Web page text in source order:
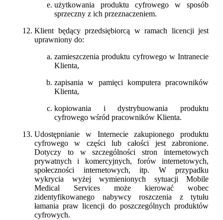
użytkowania produktu cyfrowego w sposób
sprzeczny z ich przeznaczeniem.
Klient będący przedsiębiorcą w ramach licencji jest
uprawniony do:
zamieszczenia produktu cyfrowego w Intranecie
Klienta,
zapisania w pamięci komputera pracowników
Klienta,
kopiowania i dystrybuowania produktu
cyfrowego wśród pracowników Klienta.
Udostępnianie w Internecie zakupionego produktu
cyfrowego w części lub całości jest zabronione.
Dotyczy to w szczególności stron internetowych
prywatnych i komercyjnych, forów internetowych,
społeczności internetowych, itp. W przypadku
wykrycia wyżej wymienionych sytuacji Mobile
Medical Services może kierować wobec
zidentyfikowanego nabywcy roszczenia z tytułu
łamania praw licencji do poszczególnych produktów
cyfrowych.